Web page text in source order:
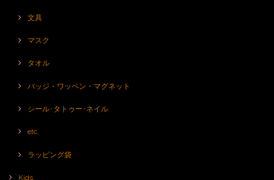
文具
マスク
タオル
バッジ・ワッペン・マグネット
シール･タトゥー･ネイル
etc.
ラッピング袋
Kids